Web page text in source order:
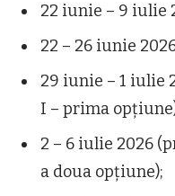
22 iunie – 9 iulie
22 – 26 iunie
29 iunie – 1 iulie
I – prima
2 – 6 iulie 2026
a doua opțiune);